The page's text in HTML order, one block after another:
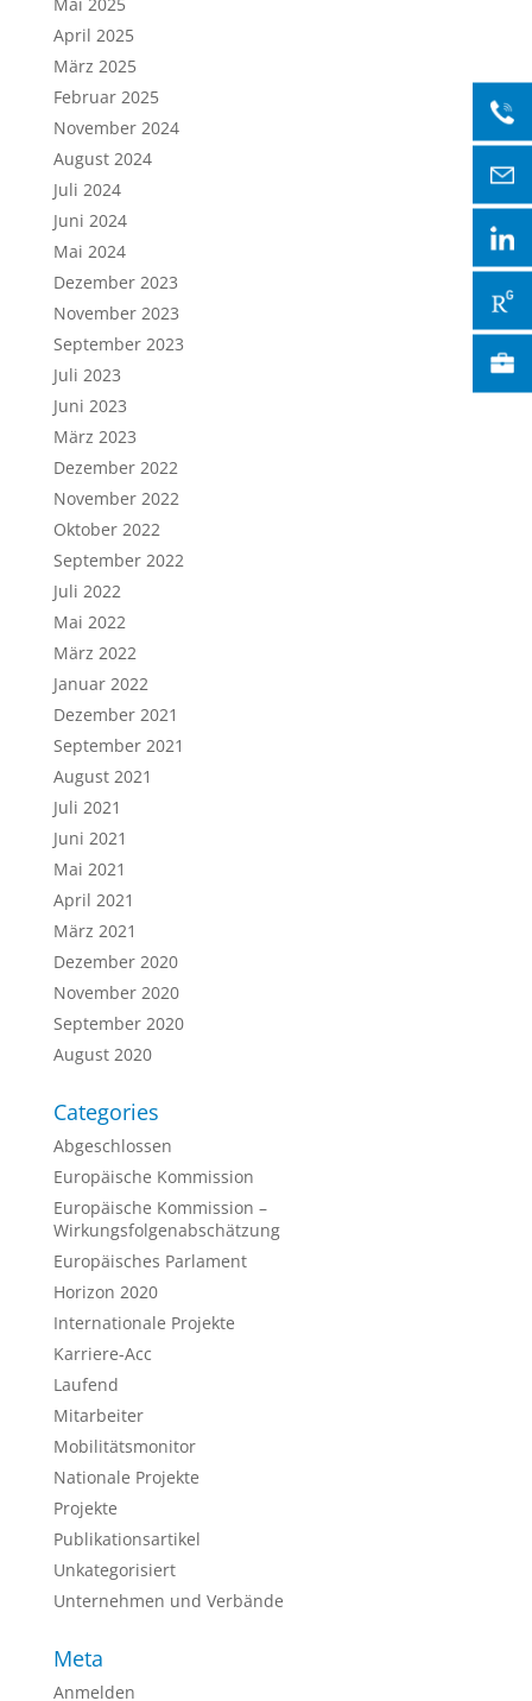
April 2025
März 2025
Februar 2025
November 2024
August 2024
Juli 2024
Juni 2024
Mai 2024
Dezember 2023
November 2023
September 2023
Juli 2023
Juni 2023
März 2023
Dezember 2022
November 2022
Oktober 2022
September 2022
Juli 2022
Mai 2022
März 2022
Januar 2022
Dezember 2021
September 2021
August 2021
Juli 2021
Juni 2021
Mai 2021
April 2021
März 2021
Dezember 2020
November 2020
September 2020
August 2020
Categories
Abgeschlossen
Europäische Kommission
Europäische Kommission –
Wirkungsfolgenabschätzung
Europäisches Parlament
Horizon 2020
Internationale Projekte
Karriere-Acc
Laufend
Mitarbeiter
Mobilitätsmonitor
Nationale Projekte
Projekte
Publikationsartikel
Unkategorisiert
Unternehmen und Verbände
Meta
Anmelden